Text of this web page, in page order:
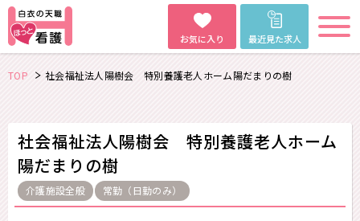
お気に入り 最近見た求人
TOP 社会福祉法人陽樹会 特別養護老人ホーム陽だまりの樹
社会福祉法人陽樹会 特別養護老人ホーム
陽だまりの樹
介護施設全般 常勤（日勤のみ）